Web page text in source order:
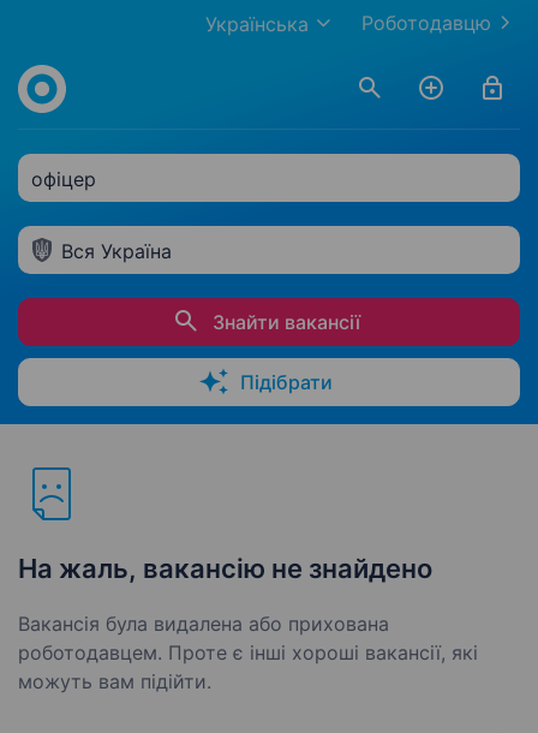
Роботодавцю
Українська
офіцер
Вся Україна
Знайти вакансії
Підібрати
На жаль, вакансію не знайдено
Вакансія була видалена або прихована
роботодавцем. Проте є інші хороші вакансії, які
можуть вам підійти.